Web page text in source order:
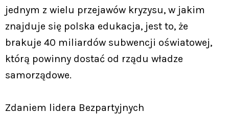
jednym z wielu przejawów kryzysu, w jakim
znajduje się polska edukacja, jest to, że
brakuje 40 miliardów subwencji oświatowej,
którą powinny dostać od rządu władze
samorządowe.
Zdaniem lidera Bezpartyjnych